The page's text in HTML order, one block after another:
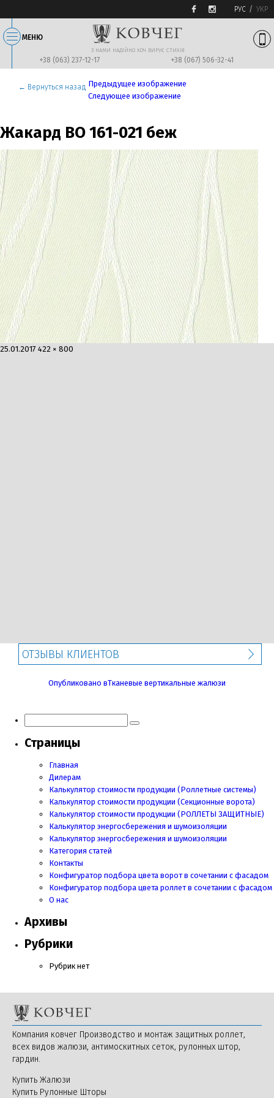
РУС УКР
МЕНЮ
З НАМИ НАДIЙНО ХОЧ ВИРУЄ СТИХIЯ
+38 (063) 237-12-17 +38 (067) 506-32-41
← Вернуться назад Предыдущее изображение
Следующее изображение
Жакард BO 161-021 беж
Опубликовано
25.01.2017 Полный
422 × 800
ОТЗЫВЫ КЛИЕНТОВ
НавигацияОпубликовано вТканевые вертикальные жалюзи
Страницы
Главная
Дилерам
Калькулятор стоимости продукции (Роллетные системы)
Калькулятор стоимости продукции (Секционные ворота)
Калькулятор стоимости продукции (РОЛЛЕТЫ ЗАЩИТНЫЕ)
Калькулятор энергосбережения и шумоизоляции
Калькулятор энергосбережения и шумоизоляции
Категория статей
Контакты
Конфигуратор подбора цвета ворот в сочетании с фасадом
Конфигуратор подбора цвета роллет в сочетании с фасадом
О нас
Архивы
Рубрики
Рубрик нет
Компания ковчег Производство и монтаж защитных роллет,
всех видов жалюзи, антимоскитных сеток, рулонных штор,
гардин.
Купить Жалюзи
Купить Рулонные Шторы